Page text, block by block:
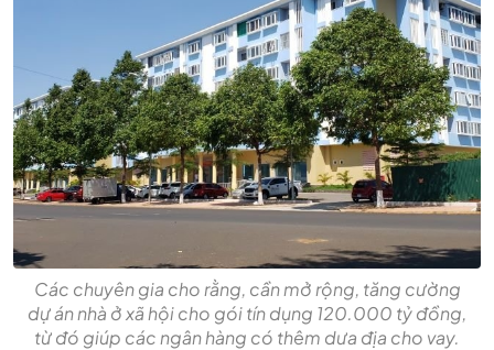
Các chuyên gia cho rằng, cần mở rộng, tăng cường
dự án nhà ở xã hội cho gói tín dụng 120.000 tỷ đồng,
từ đó giúp các ngân hàng có thêm dưa địa cho vay.